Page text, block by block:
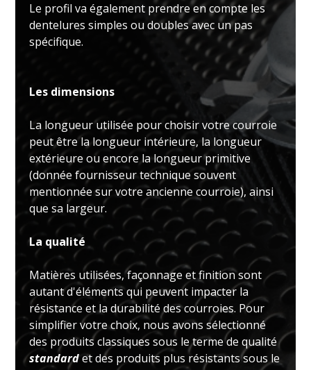
Le profil va également prendre en compte les
dentelures simples ou doubles avec un pas
spécifique.
Les dimensions
La longueur utilisée pour choisir votre courroie
peut être la longueur intérieure, la longueur
extérieure ou encore la longueur primitive
(donnée fournisseur technique souvent
mentionnée sur votre ancienne courroie), ainsi
que sa largeur.
La qualité
Matières utilisées, façonnage et finition sont
autant d'éléments qui peuvent impacter la
résistance et la durabilité des courroies. Pour
simplifier votre choix, nous avons sélectionné
des produits classiques sous le terme de qualité
standardet des produits plus résistants sous le